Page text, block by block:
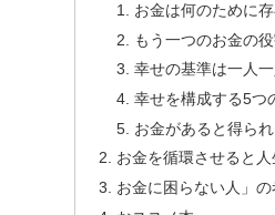
お金は何のために
もう一つのお金の
幸せの基準は一人一
幸せを構成する5つ
お金があると得ら
お金を循環させると
お金に困らない人」